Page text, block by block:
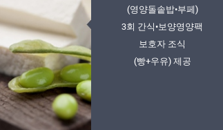
(영양돌솥밥•부페)
3회 간식•보양영양팩
보호자 조식
(빵+우유) 제공